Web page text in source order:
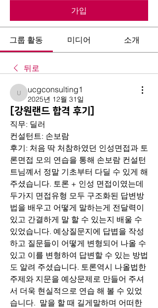
가입
그룹 활동 미디어 소개
뒤로
ucgconsulting1
ucgconsulting1
2025년 12월 31일
[강원랜드 합격 후기]
직무: 딜러
컨설턴트: 손보람
후기: 처음 딱 처참하였던 인성면접과 토
론면접 모의 연습을 통해 손보람 컨설턴
트님꼐서 정말 기초부터 다딜 수 있게 해
주셨습니다. 토론 + 인성 면접이였는데
두가지 면접유형 모두 구조화된 답변방
법을 배우고 어떻게 말하는게 전달력이
있고 간결하게 말 할 수 있는지 배울 수
있었습니다. 예상질문지에 답볍을 작성
하고 질문들이 어떻게 변형되어 나올 수
있고 이를 변형하여 답변할 수 있는 방법
도 알려 주셨습니다. 토론역시 나올법한
주제와 지문을 예상문제로 만들어 주셔
서 더욱 현실적으로 연습 해 볼 수 있었
습니다.  말을 할 때 길게말하며 어떠한